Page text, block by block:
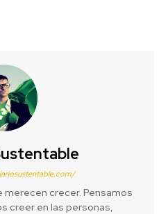
merecen crecer. Pensamos
creer en las personas,